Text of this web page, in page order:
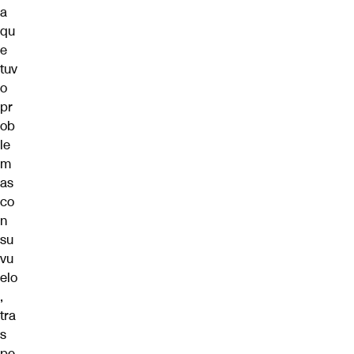
a
qu
e
tuv
o
pr
ob
le
m
as
co
n
su
vu
elo
,
tra
s